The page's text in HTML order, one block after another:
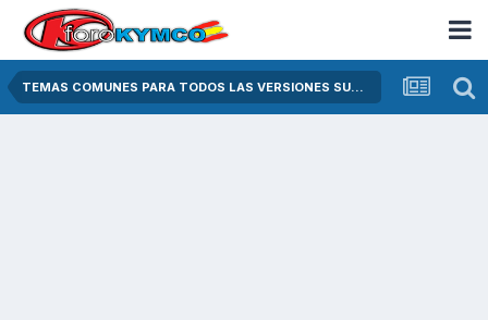
TEMAS COMUNES PARA TODOS LAS VERSIONES SUPER DINK